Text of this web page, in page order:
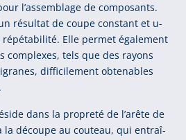
l’as­sem­bla­ge de com­po­sants.
ré­sul­tat de cou­pe cons­tant et u­
El­le per­met é­ga­le­ment
com­plexes, tels que des ra­yons
dif­fi­ci­le­ment ob­te­na­bles
dans la pro­pre­té de l’a­rê­te de
la dé­cou­pe au cou­teau, qui en­traî­